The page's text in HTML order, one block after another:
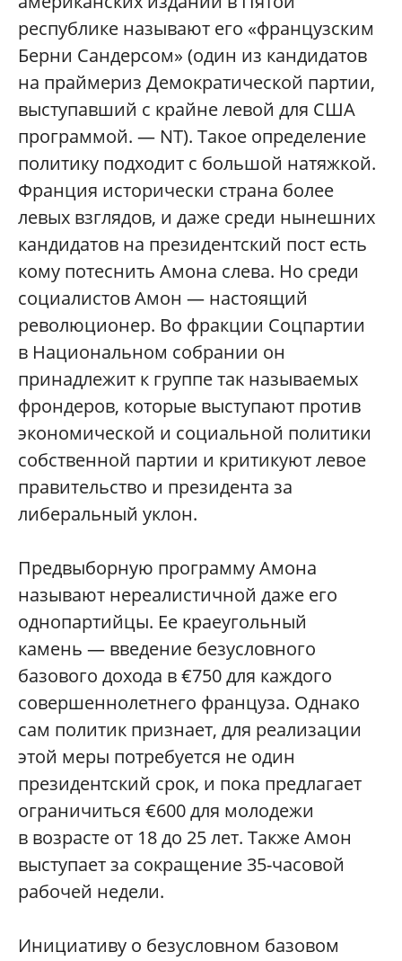
республике называют его «французским
Берни Сандерсом» (один из кандидатов
на праймериз Демократической партии,
выступавший с крайне левой для США
программой. — NT). Такое определение
политику подходит с большой натяжкой.
Франция исторически страна более
левых взглядов, и даже среди нынешних
кандидатов на президентский пост есть
кому потеснить Амона слева. Но среди
социалистов Амон — настоящий
революционер. Во фракции Соцпартии
в Национальном собрании он
принадлежит к группе так называемых
фрондеров, которые выступают против
экономической и социальной политики
собственной партии и критикуют левое
правительство и президента за
либеральный уклон.
Предвыборную программу Амона
называют нереалистичной даже его
однопартийцы. Ее краеугольный
камень — введение безусловного
базового дохода в €750 для каждого
совершеннолетнего француза. Однако
сам политик признает, для реализации
этой меры потребуется не один
президентский срок, и пока предлагает
ограничиться €600 для молодежи
в возрасте от 18 до 25 лет. Также Амон
выступает за сокращение 35-часовой
рабочей недели.
Инициативу о безусловном базовом